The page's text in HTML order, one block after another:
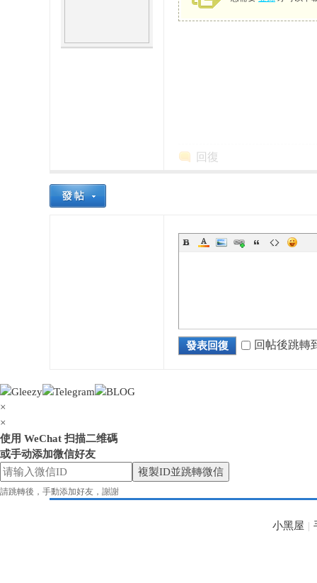
日
本
花
回復
發表回復 回帖後跳轉
×
×
使用 WeChat 扫描二维碼
或手动添加微信好友
複製ID並跳轉微信
請跳轉後，手動添加好友，謝謝
小黑屋 |